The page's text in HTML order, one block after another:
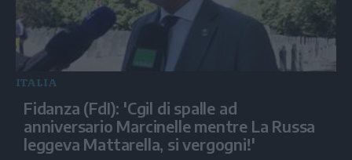
ITALIA
Fidanza (FdI): 'Cgil di spalle ad
anniversario Marcinelle mentre La Russa
leggeva Mattarella, si vergogni!'